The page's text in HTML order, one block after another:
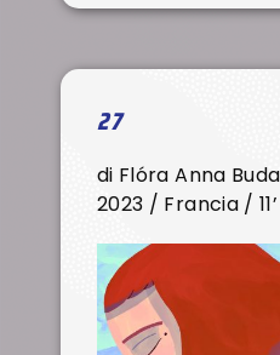
27
di Flóra Anna Buda
2023 / Francia /